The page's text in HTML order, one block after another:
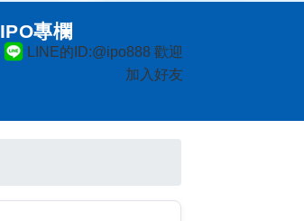
LINE的ID:@ipo888 歡迎
加入好友
IPO專欄